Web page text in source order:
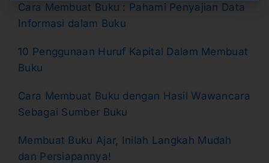
Cara Membuat Buku : Pahami Penyajian Data
Informasi dalam Buku
10 Penggunaan Huruf Kapital Dalam Membuat
Buku
Cara Membuat Buku dengan Hasil Wawancara
Sebagai Sumber Buku
Membuat Buku Ajar, Inilah Langkah Mudah
dan Persiapannya!